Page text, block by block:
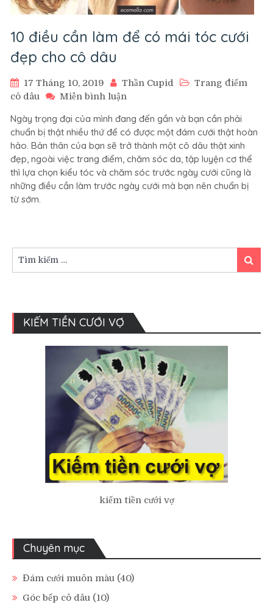
10 điều cần làm để có mái tóc cưới
đẹp cho cô dâu
17 Tháng 10, 2019 Thần Cupid
Trang điểm
cô dâu
Miễn bình luận
điều
cần
làm
để
có
mái
cô
Ngày trọng đại của mình đang đến gần và bạn cần phải
chuẩn bị thật nhiều thứ để có được một đám cưới thật hoàn
hảo. Bản thân của bạn sẽ trở thành một cô dâu thật xinh
đẹp, ngoài việc trang điểm, chăm sóc da, tập luyện cơ thể
thì lựa chọn kiểu tóc và chăm sóc trước ngày cưới cũng là
những điều cần làm trước ngày cưới mà bạn nên chuẩn bị
từ sớm.
kiếm:
Tìm
kiếm
KIẾM TIỀN CƯỚI VỢ
kiếm tiền cưới vợ
Chuyên mục
Đám cưới muôn màu (40)
Góc bếp cô dâu (10)